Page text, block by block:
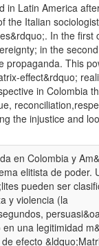
in Latin America
the Italian
In the first
in the
propaganda. This
effect&rdquo;
in Colombia
the injustice and
en Colombia y
elitista de poder.
pueden ser
y violencia (la
una legitimidad
efecto